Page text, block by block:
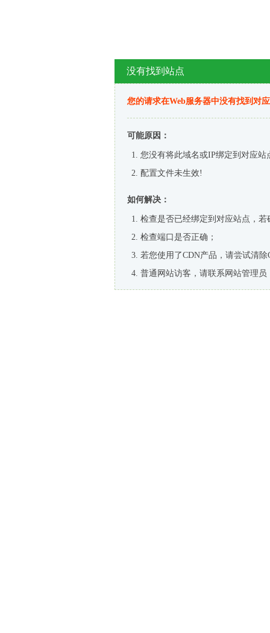
没有找到站点
您的请求在Web服务器中没有找到对
可能原因：
您没有将此域名或IP绑定到对应站
配置文件未生效!
如何解决：
检查是否已经绑定到对应站点，
检查端口是否正确；
若您使用了CDN产品，请尝试清除
普通网站访客，请联系网站管理员